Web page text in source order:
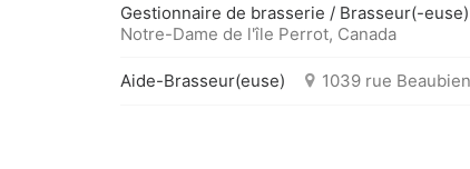
Gestionnaire de brasserie / Brasseur(-euse)
Notre-Dame de l'île Perrot, Canada
Aide-Brasseur(euse) 1039 rue